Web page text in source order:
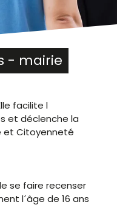
- mairie
facilite l
et déclenche la
et Citoyenneté
se faire recenser
l´âge de 16 ans